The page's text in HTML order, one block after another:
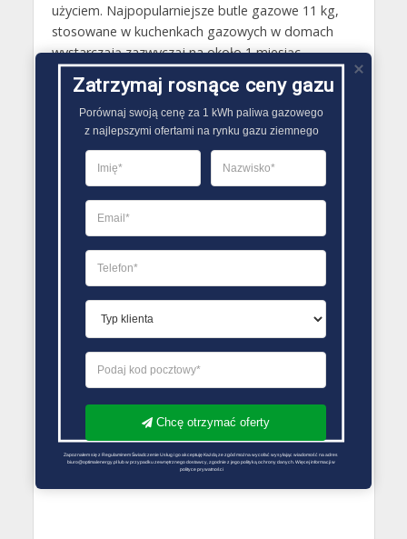
użyciem. Najpopularniejsze butle gazowe 11 kg,
stosowane w kuchenkach gazowych w domach
wystarczają zazwyczaj na około 1 miesiąc
przygotowywania posiłków za pomocą gazu
znajdującego się w nich..
PORÓWNYWARKA OFERT GAZU
Zatrzymaj rosnące ceny gazu
Porównaj swoją cenę za 1 kWh paliwa gazowego
z najlepszymi ofertami na rynku gazu ziemnego
Chcę otrzymać oferty
Zapoznałem się z Regulaminem Świadczenie Usług i go akceptuję Każdą ze zgód można wycofać wysyłając wiadomość na adres
biuro@optimalenergy.pl lub w przypadku zewnętrznego dostawcy, zgodnie z jego polityką ochrony danych. Więcej informacji w
polityce prywatności